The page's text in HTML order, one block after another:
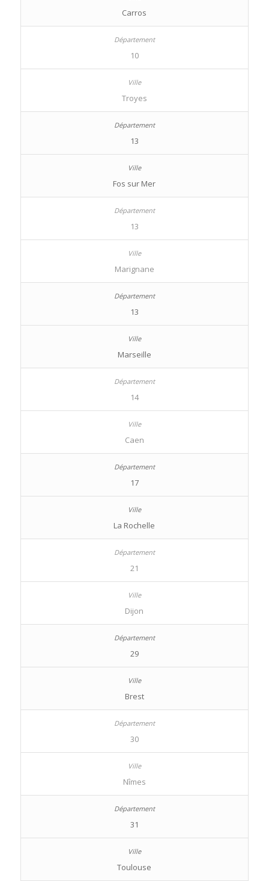
Carros
10
Troyes
13
Fos sur Mer
13
Marignane
13
Marseille
14
Caen
17
La Rochelle
21
Dijon
29
Brest
30
Nîmes
31
Toulouse